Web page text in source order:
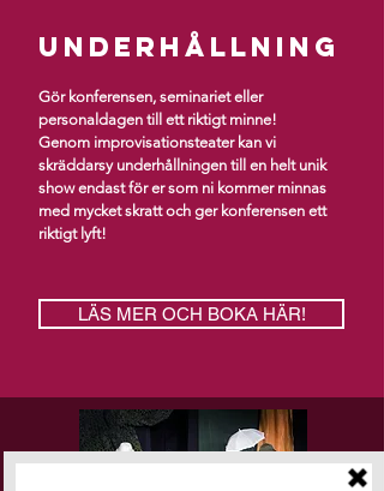
UNDERHÅLLNING
Gör konferensen, seminariet eller
personaldagen till ett riktigt minne!
Genom improvisationsteater kan vi
skräddarsy underhållningen till en helt unik
show endast för er som ni kommer minnas
med mycket skratt och ger konferensen ett
riktigt lyft!
LÄS MER OCH BOKA HÄR!